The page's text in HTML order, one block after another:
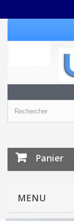
Panier
MENU